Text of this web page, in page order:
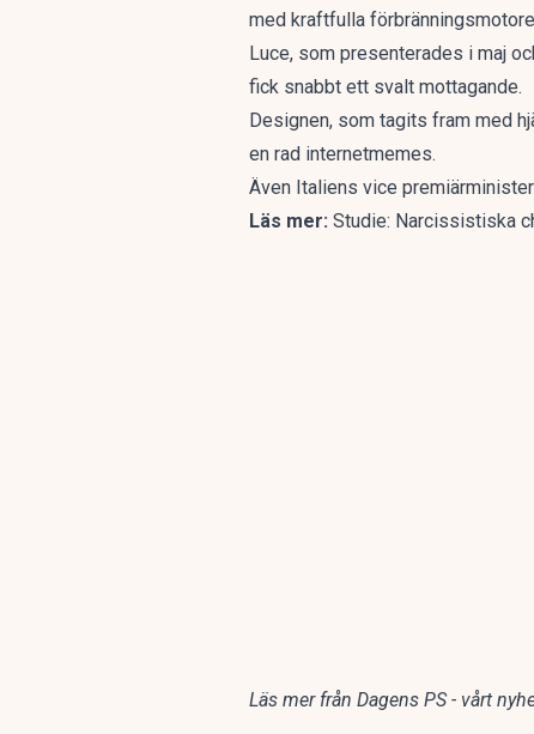
med kraftfulla
Luce, som presenterades i maj
fick snabbt ett svalt mottagande.
Designen, som tagits fram med
en rad internetmemes.
Även Italiens vice
Läs mer: Studie: Narcissistiska
Läs mer från Dagens PS - vårt